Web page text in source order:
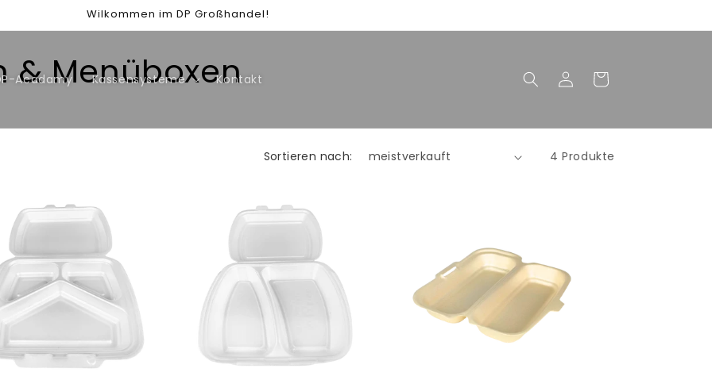
Wilkommen im DP Großhandel!
Acadamy Kassensysteme Kontakt EinloggenWarenkorb
& Menüboxen
Sortieren nach: 4 Produkte